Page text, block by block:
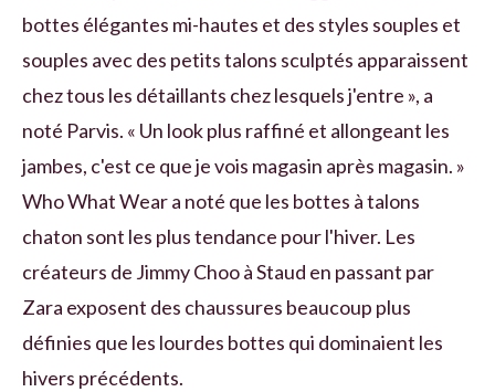
bottes élégantes mi-hautes et des styles souples et
souples avec des petits talons sculptés apparaissent
chez tous les détaillants chez lesquels j'entre », a
noté Parvis. « Un look plus raffiné et allongeant les
jambes, c'est ce que je vois magasin après magasin. »
Who What Wear a noté que les bottes à talons
chaton sont les plus tendance pour l'hiver. Les
créateurs de Jimmy Choo à Staud en passant par
Zara exposent des chaussures beaucoup plus
définies que les lourdes bottes qui dominaient les
hivers précédents.